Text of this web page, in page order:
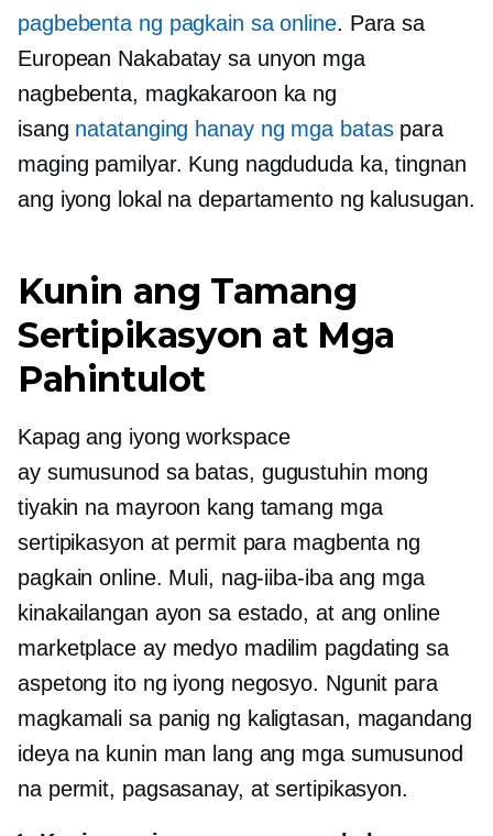
pagbebenta ng pagkain sa online. Para sa
European Nakabatay sa unyon mga
nagbebenta, magkakaroon ka ng
isang natatanging hanay ng mga bataspara
maging pamilyar. Kung nagdududa ka, tingnan
ang iyong lokal na departamento ng kalusugan.
Kunin ang Tamang
Sertipikasyon at Mga
Pahintulot
Kapag ang iyong workspace
ay sumusunod sa batas, gugustuhin mong
tiyakin na mayroon kang tamang mga
sertipikasyon at permit para magbenta ng
pagkain online. Muli, nag-iiba-iba ang mga
kinakailangan ayon sa estado, at ang online
marketplace ay medyo madilim pagdating sa
aspetong ito ng iyong negosyo. Ngunit para
magkamali sa panig ng kaligtasan, magandang
ideya na kunin man lang ang mga sumusunod
na permit, pagsasanay, at sertipikasyon.